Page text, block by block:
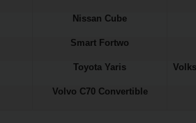
Nissan Cube
Smart Fortwo
Toyota Yaris
Volvo C70 Convertible